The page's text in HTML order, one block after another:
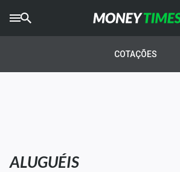
AGROTIMES
Newsletters
COTAÇÕES
ALUGUÉIS